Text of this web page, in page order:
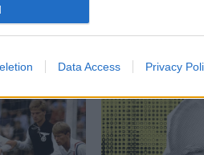
Data Access Privacy
Δείτε επίσης